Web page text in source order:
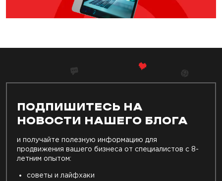
ПОДПИШИТЕСЬ НА
НОВОСТИ НАШЕГО БЛОГА
и получайте полезную информацию для
продвижения вашего бизнеса от специалистов с 8-
летним опытом:
советы и лайфхаки